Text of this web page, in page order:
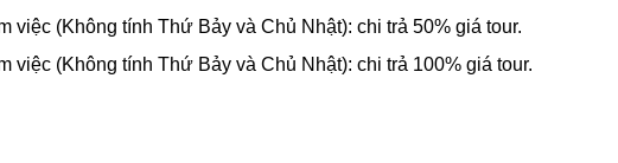
việc (Không tính Thứ Bảy và Chủ Nhật): chi trả 50% giá tour.
việc (Không tính Thứ Bảy và Chủ Nhật): chi trả 100% giá tour.